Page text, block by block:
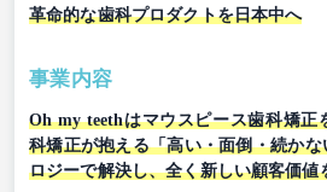
革命的な歯科プロダクトを日本中へ
事業内容
Oh my teethはマウスピース歯科矯正
科矯正が抱える「高い・面倒・続か
ロジーで解決し、全く新しい顧客価値